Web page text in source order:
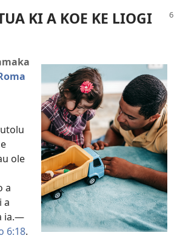
KI A KOE KE LIOGI
ole
a
a
ia.​—
6:18.